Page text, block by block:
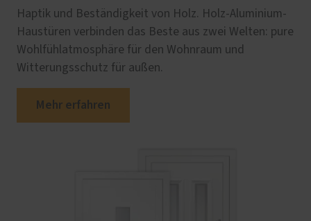
Haptik und Beständigkeit von Holz. Holz-Aluminium-
Haustüren verbinden das Beste aus zwei Welten: pure
Wohlfühlatmosphäre für den Wohnraum und
Witterungsschutz für außen.
Mehr erfahren